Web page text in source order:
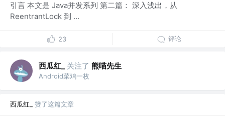
引言 本文是 Java并发系列 第二篇： 深入浅出，从
ReentrantLock 到 ...
23 评论
西瓜红_ 关注了 熊喵先生
Android菜鸡一枚
西瓜红_ 赞了这篇文章